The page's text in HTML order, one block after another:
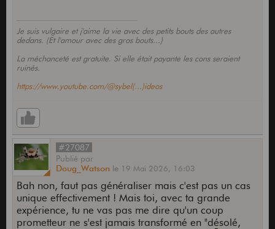
Je suis vulgaire et j'aime la vie avec des petits bouts des autres
dedans. (Et l'amour avec des gros bouts...)
La méchanceté est gratuite. Si elle était payante les cons seraient
ruinés.
https://www.youtube.com/@sybel(...)ideos
#27087
Publié par
Doug_Watson le 19 Mai 2026, 16:03
Bah non, faut pas généraliser mais c'est pas un cas
unique effectivement ! Mais toi, avec ta grande
expérience, tu ne vas pas me dire qu'un coup
prometteur ne s'est jamais transformé en "désolé,